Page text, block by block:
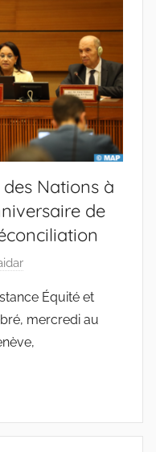
Nations à
de
Équité et
mercredi au